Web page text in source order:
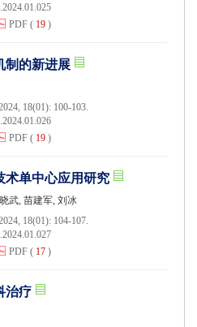
PDF ( 19 )
制的新进展
18(01): 100-103.
PDF ( 19 )
术单中心应用研究
武, 苗建军, 刘冰
18(01): 104-107.
PDF ( 17 )
治疗